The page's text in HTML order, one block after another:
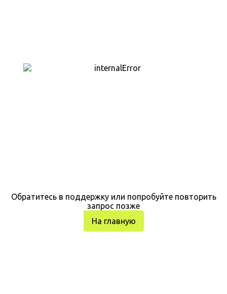
Обратитесь в поддержку или попробуйте повторить
запрос позже
На главную